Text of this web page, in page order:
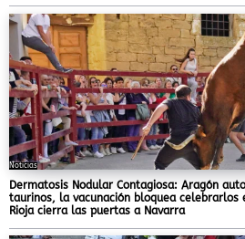
Noticias
Dermatosis Nodular Contagiosa: Aragón
taurinos, la vacunación bloquea celebrarlos
Rioja cierra las puertas a Navarra